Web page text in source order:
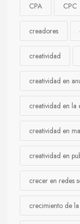
CPA CPC
creadores
creatividad
creatividad en
creatividad en la
creatividad en
creatividad en
crecer en redes
crecimiento de